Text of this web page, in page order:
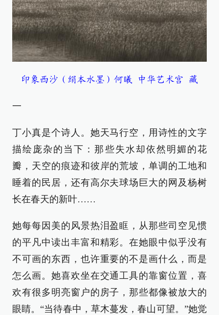
印象西沙（绢本水墨）何曦 中华艺术宫 藏
一
丁小真是个诗人。她天马行空，用诗性的文字
描绘庞杂的当下：那些失水却依然明媚的花
瓣，天空的痕迹和彼岸的荒坡，单调的工地和
睡着的民居，还有高尔夫球场巨大的网及杨树
长在春天的新叶……
她每每因美的风景热泪盈眶，从那些司空见惯
的平凡中读出丰富和精彩。在她眼中似乎没有
不可画的东西，也许重要的不是画什么，而是
怎么画。她喜欢坐在交通工具的靠窗位置，喜
欢有很多明亮窗户的房子，那些都像被放大的
眼睛。“当待春中，草木蔓发，春山可望。”她觉